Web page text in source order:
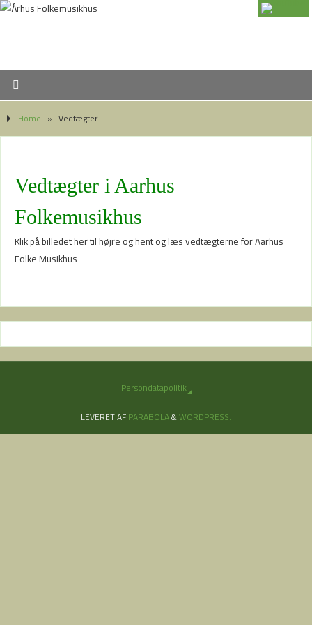
Home » Vedtægter
Vedtægter i Aarhus
Folkemusikhus
Klik på billedet her til højre og hent og læs vedtægterne for Aarhus
Folke Musikhus
Persondatapolitik
LEVERET AF PARABOLA&WORDPRESS.